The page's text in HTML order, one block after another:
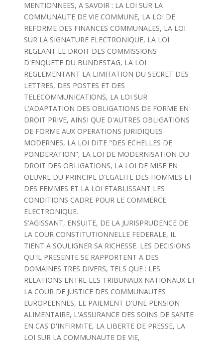
MENTIONNEES, A SAVOIR : LA LOI SUR LA
COMMUNAUTE DE VIE COMMUNE, LA LOI DE
REFORME DES FINANCES COMMUNALES, LA LOI
SUR LA SIGNATURE ELECTRONIQUE, LA LOI
REGLANT LE DROIT DES COMMISSIONS
D'ENQUETE DU BUNDESTAG, LA LOI
REGLEMENTANT LA LIMITATION DU SECRET DES
LETTRES, DES POSTES ET DES
TELECOMMUNICATIONS, LA LOI SUR
L'ADAPTATION DES OBLIGATIONS DE FORME EN
DROIT PRIVE, AINSI QUE D'AUTRES OBLIGATIONS
DE FORME AUX OPERATIONS JURIDIQUES
MODERNES, LA LOI DITE "DES ECHELLES DE
PONDERATION", LA LOI DE MODERNISATION DU
DROIT DES OBLIGATIONS, LA LOI DE MISE EN
OEUVRE DU PRINCIPE D'EGALITE DES HOMMES ET
DES FEMMES ET LA LOI ETABLISSANT LES
CONDITIONS CADRE POUR LE COMMERCE
ELECTRONIQUE.
S'AGISSANT, ENSUITE, DE LA JURISPRUDENCE DE
LA COUR CONSTITUTIONNELLE FEDERALE, IL
TIENT A SOULIGNER SA RICHESSE. LES DECISIONS
QU'IL PRESENTE SE RAPPORTENT A DES
DOMAINES TRES DIVERS, TELS QUE : LES
RELATIONS ENTRE LES TRIBUNAUX NATIONAUX ET
LA COUR DE JUSTICE DES COMMUNAUTES
EUROPEENNES, LE PAIEMENT D'UNE PENSION
ALIMENTAIRE, L'ASSURANCE DES SOINS DE SANTE
EN CAS D'INFIRMITE, LA LIBERTE DE PRESSE, LA
LOI SUR LA COMMUNAUTE DE VIE,